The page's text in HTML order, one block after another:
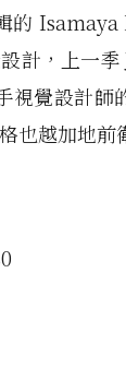
的
計，上一
視覺設計
也越加地前